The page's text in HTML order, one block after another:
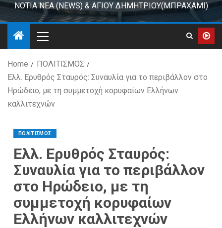
ΝΟΤΙΑ ΝΕΑ (NEWS) & ΑΓΙΟΥ ΔΗΜΗΤΡΙΟΥ(ΜΠΡΑΧΑΜΙ)
Home
ΠΟΛΙΤΙΣΜΟΣ
Ελλ. Ερυθρός Σταυρός: Συναυλία για το περιβάλλον στο
Ηρώδειο, με τη συμμετοχή κορυφαίων Ελλήνων
καλλιτεχνών ​
ΠΟΛΙΤΙΣΜΟΣ
Ελλ. Ερυθρός Σταυρός:
Συναυλία για το περιβάλλον
στο Ηρώδειο, με τη
συμμετοχή κορυφαίων
Ελλήνων καλλιτεχνών ​